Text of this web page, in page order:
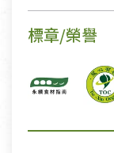
標章/榮譽